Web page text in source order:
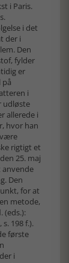
i Paris.
i det
der i
Den
fylder
er
på
i
udløste
allerede i
hvor han
rigtigt et
25. maj
anvende
Den
for at
metode,
(eds.):
198 f.).
første
i